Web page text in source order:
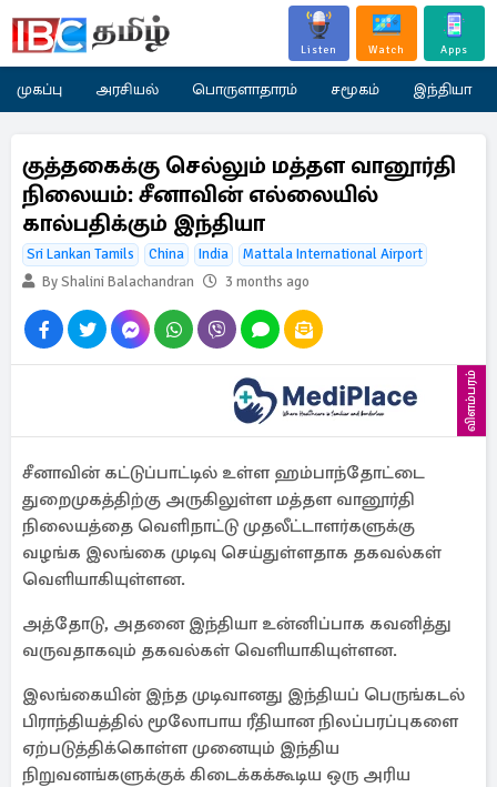
Listen Watch Apps
முகப்பு அரசியல் பொருளாதாரம் சமூகம் இந்தியா
குத்தகைக்கு செல்லும் மத்தள வானூர்தி
நிலையம்: சீனாவின் எல்லையில்
கால்பதிக்கும் இந்தியா
Sri Lankan Tamils China India
Mattala International Airport
By Shalini Balachandran
3 months ago
விளம்பரம்
சீனாவின் கட்டுப்பாட்டில் உள்ள ஹம்பாந்தோட்டை
துறைமுகத்திற்கு அருகிலுள்ள மத்தள வானூர்தி
நிலையத்தை வெளிநாட்டு முதலீட்டாளர்களுக்கு
வழங்க இலங்கை முடிவு செய்துள்ளதாக தகவல்கள்
வெளியாகியுள்ளன.
அத்தோடு, அதனை இந்தியா உன்னிப்பாக கவனித்து
வருவதாகவும் தகவல்கள் வெளியாகியுள்ளன.
இலங்கையின் இந்த முடிவானது இந்தியப் பெருங்கடல்
பிராந்தியத்தில் மூலோபாய ரீதியான நிலப்பரப்புகளை
ஏற்படுத்திக்கொள்ள முனையும் இந்திய
நிறுவனங்களுக்குக் கிடைக்கக்கூடிய ஒரு அரிய